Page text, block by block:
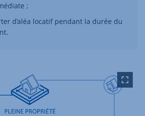
;
d’aléa locatif pendant la durée du